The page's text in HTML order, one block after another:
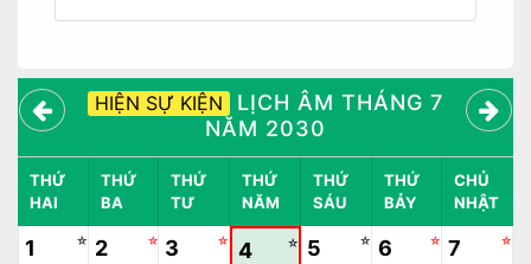
HIỆN SỰ KIỆN
LỊCH ÂM THÁNG 7
NĂM 2030
THỨ
HAI
THỨ
BA
THỨ
TƯ
THỨ
NĂM
THỨ
SÁU
THỨ
BẢY
CHỦ
NHẬT
1 ☆ 2 ☆ 3 ☆ 4 ☆ 5 ☆ 6 ☆ 7 ☆